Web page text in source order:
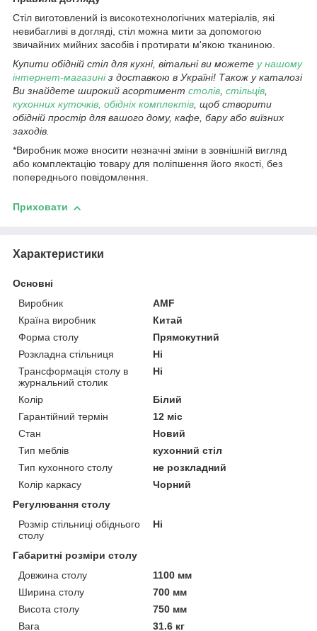
Стіл виготовлений із високотехнологічних матеріалів, які
невибагливі в догляді, стіл можна мити за допомогою
звичайних мийних засобів і протирати м'якою тканиною.
Купити обідній стіл для кухні, вітальні ви можете у нашому
інтернет-магазиніз доставкою в Україні! Також у каталозі
Ви знайдете широкий асортимент столів, стільців,
кухонних куточків, обідніх комплектів, щоб створити
обідній простір для вашого дому, кафе, бару або виїзних
заходів.
*Виробник може вносити незначні зміни в зовнішній вигляд
або комплектацію товару для поліпшення його якості, без
попереднього повідомлення.
Приховати
Характеристики
Основні
Виробник
AMF
Країна виробник
Китай
Форма столу
Прямокутний
Розкладна стільниця
Ні
Трансформація столу в
журнальний столик
Ні
Колір
Білий
Гарантійний термін
12 міс
Стан
Новий
Тип меблів
кухонний стіл
Тип кухонного столу
не розкладний
Колір каркасу
Чорний
Регулювання столу
Розмір стільниці обіднього
столу
Ні
Габаритні розміри столу
Довжина столу
1100 мм
Ширина столу
700 мм
Висота столу
750 мм
Вага
31.6 кг